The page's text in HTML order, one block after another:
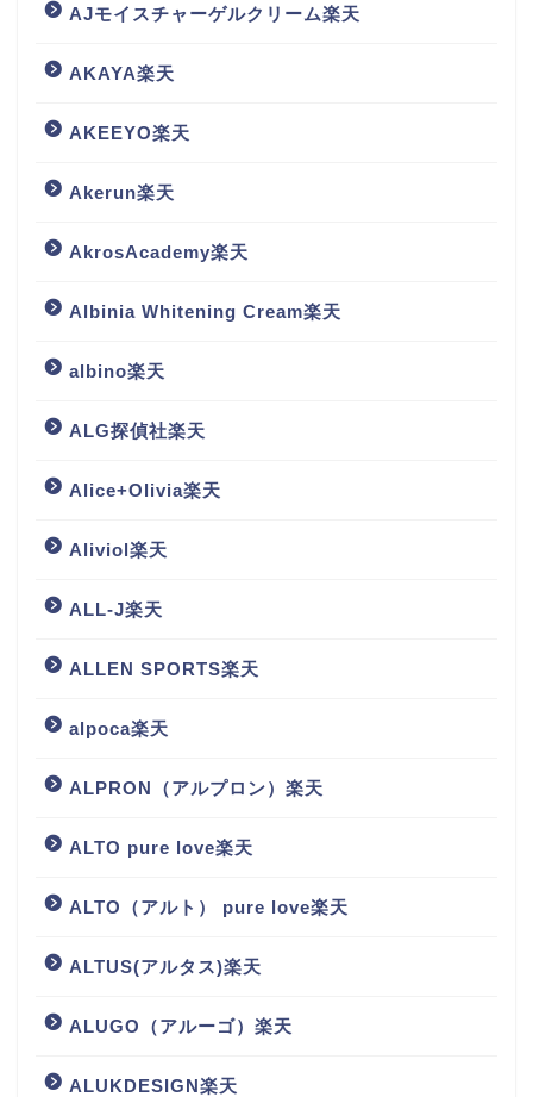
AJモイスチャーゲルクリーム楽天
AKAYA楽天
AKEEYO楽天
Akerun楽天
AkrosAcademy楽天
Albinia Whitening Cream楽天
albino楽天
ALG探偵社楽天
Alice+Olivia楽天
Aliviol楽天
ALL-J楽天
ALLEN SPORTS楽天
alpoca楽天
ALPRON（アルプロン）楽天
ALTO pure love楽天
ALTO（アルト） pure love楽天
ALTUS(アルタス)楽天
ALUGO（アルーゴ）楽天
ALUKDESIGN楽天